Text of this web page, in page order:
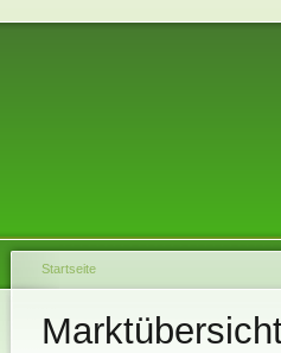
Startseite